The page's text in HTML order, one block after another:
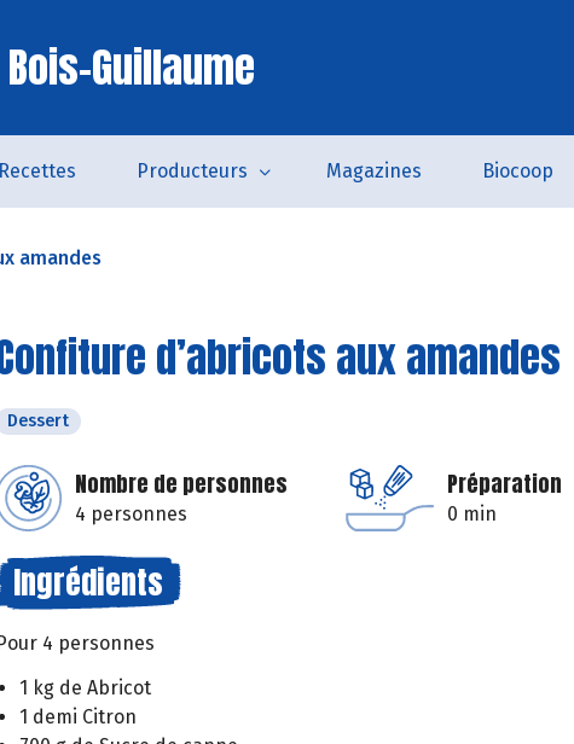
Guillaume
Recettes Producteurs Magazines Biocoop
amandes
d’abricots aux amandes
Dessert
Nombre de personnes
4 personnes
Préparation
0 min
Ingrédients
4 personnes
1 kg de Abricot
1 demi Citron